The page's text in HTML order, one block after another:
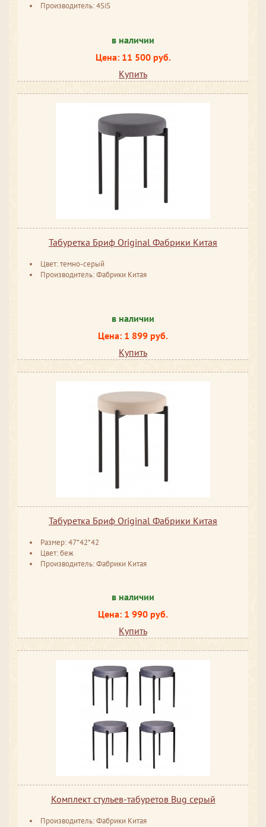
Производитель: 4SiS
в наличии
Цена: 11 500 руб.
Купить
Табуретка Бриф Original Фабрики Китая
Цвет: темно-серый
Производитель: Фабрики Китая
в наличии
Цена: 1 899 руб.
Купить
Табуретка Бриф Original Фабрики Китая
Размер: 47*42*42
Цвет: беж
Производитель: Фабрики Китая
в наличии
Цена: 1 990 руб.
Купить
Комплект стульев-табуретов Bug серый
Производитель: Фабрики Китая